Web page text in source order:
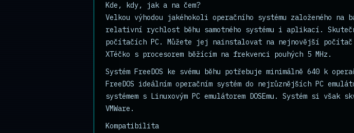
Kde, kdy, jak a na čem?
Velkou výhodou jakéhokoli operačního systému založeného
relativní rychlost běhu samotného systému i aplikací.
počítačích PC. Můžete jej nainstalovat na nejnovější
XTéčko s procesorem běžícím na frekvenci pouhých 5 MHz.
Systém FreeDOS ke svému běhu potřebuje minimálně 640 k
FreeDOS ideálním operačním systém do nejrůznějších PC
systémem s Linuxovým PC emulátorem DOSEmu. Systém si
VMWare.
Kompatibilita